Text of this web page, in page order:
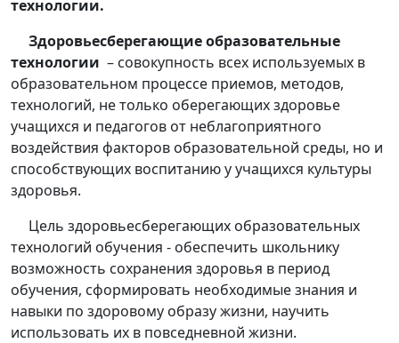
технологии.
Здоровьесберегающие образовательные
технологии – совокупность всех используемых в
образовательном процессе приемов, методов,
технологий, не только оберегающих здоровье
учащихся и педагогов от неблагоприятного
воздействия факторов образовательной среды, но и
способствующих воспитанию у учащихся культуры
здоровья.
Цель здоровьесберегающих образовательных
технологий обучения - обеспечить школьнику
возможность сохранения здоровья в период
обучения, сформировать необходимые знания и
навыки по здоровому образу жизни, научить
использовать их в повседневной жизни.